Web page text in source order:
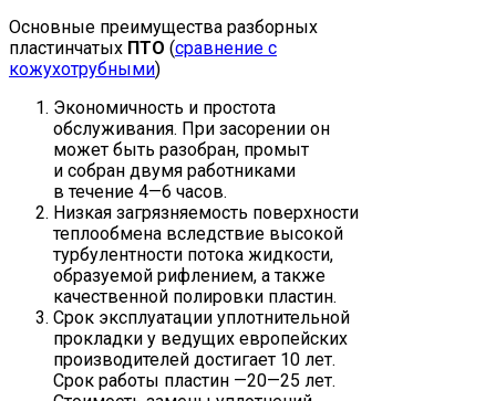
Основные преимущества разборных
пластинчатых ПТО (сравнение с
кожухотрубными)
Экономичность и простота
обслуживания. При засорении он
может быть разобран, промыт
и собран двумя работниками
в течение 4—6 часов.
Низкая загрязняемость поверхности
теплообмена вследствие высокой
турбулентности потока жидкости,
образуемой рифлением, а также
качественной полировки пластин.
Срок эксплуатации уплотнительной
прокладки у ведущих европейских
производителей достигает 10 лет.
Срок работы пластин —20—25 лет.